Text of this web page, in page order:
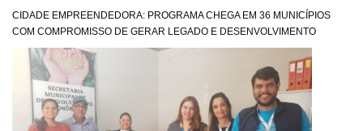
CIDADE EMPREENDEDORA: PROGRAMA CHEGA EM 36 MUNICÍPIOS
COM COMPROMISSO DE GERAR LEGADO E DESENVOLVIMENTO